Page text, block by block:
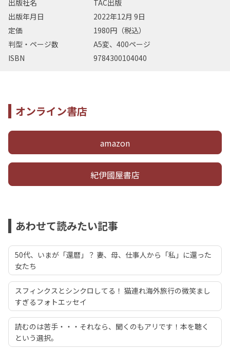
出版社名
TAC出版
出版年月日
2022年12月 9日
定価
1980円（税込）
判型・ページ数
A5変、400ページ
ISBN
9784300104040
オンライン書店
amazon
紀伊國屋書店
あわせて読みたい記事
50代、いまが「還暦」？ 妻、母、仕事人から「私」に還った
女たち
スフィンクスとシンクロしてる！ 猫連れ海外旅行の微笑まし
すぎるフォトエッセイ
読むのは苦手・・・それなら、聞くのもアリです！本を聴く
という選択。